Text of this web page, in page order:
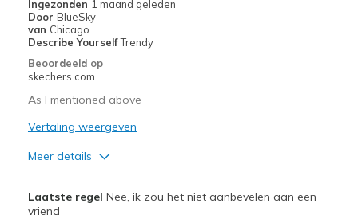
Travel
Width
Sizing
View On Shoes
Shoes are for Wearing
Ingezonden 1 maand geleden
Door BlueSky
van Chicago
Describe YourselfTrendy
Beoordeeld op
skechers.com
As I mentioned above
Vertaling weergeven
Meer details
Attractive Design
Laatste regel Nee, ik zou het niet aanbevelen aan een
vriend